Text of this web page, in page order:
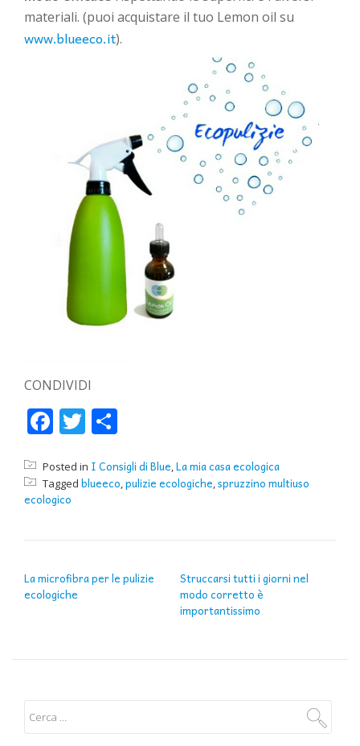
materiali. (puoi acquistare il tuo Lemon oil su
www.blueeco.it).
CONDIVIDI
FacebookTwitter
Posted in I Consigli di Blue,La mia casa ecologica
Tagged blueeco,pulizie ecologiche,spruzzino multiuso
ecologico
La microfibra per le pulizie
ecologiche
Struccarsi tutti i giorni nel
modo corretto è
importantissimo